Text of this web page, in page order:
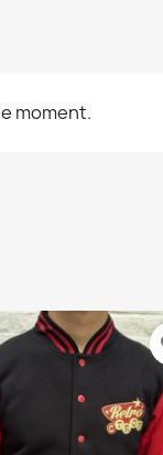
moment.